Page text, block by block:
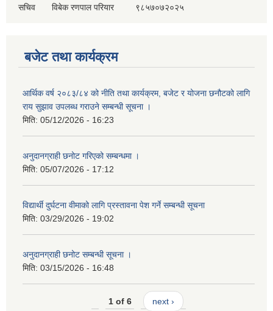
सचिव
विबेक रणपाल परियार ९८५७०७२०२५
बजेट तथा कार्यक्रम
आर्थिक वर्ष २०८३/८४ को नीति तथा कार्यक्रम, बजेट र योजना छनौटको लागि
राय सुझाव उपलब्ध गराउने सम्बन्धी सूचना ।
मिति: 05/12/2026 - 16:23
अनुदानग्राही छनोट गरिएको सम्बन्धमा ।
मिति: 05/07/2026 - 17:12
विद्यार्थी दुर्घटना वीमाको लागि प्रस्तावना पेश गर्ने सम्बन्धी सूचना
मिति: 03/29/2026 - 19:02
अनुदानग्राही छनोट सम्बन्धी सूचना ।
मिति: 03/15/2026 - 16:48
1 of 6 next ›